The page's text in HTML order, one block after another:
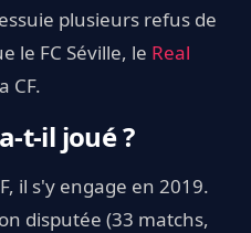
plusieurs refus de
le FC Séville, le Real
CF.
t-il joué ?
il s'y engage en 2019.
disputée (33 matchs,